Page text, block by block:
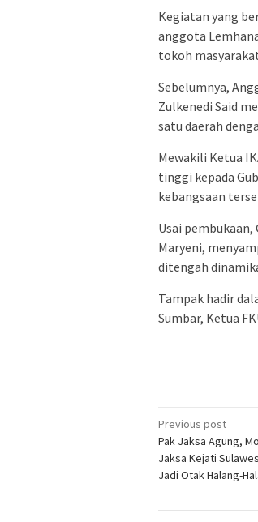
Kegiatan yang
anggota
tokoh
Sebelumnya,
Zulkenedi Said
satu daerah
Mewakili Ketua
tinggi kepada
kebangsaan
Usai
Maryeni,
ditengah
Tampak hadir
Sumbar, Ketua
Post
Previous post
Pak Jaksa Agung,
Jaksa Kejati
Jadi Otak Halang-